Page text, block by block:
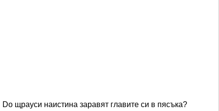
Do щрауси наистина заравят главите си в пясъка?